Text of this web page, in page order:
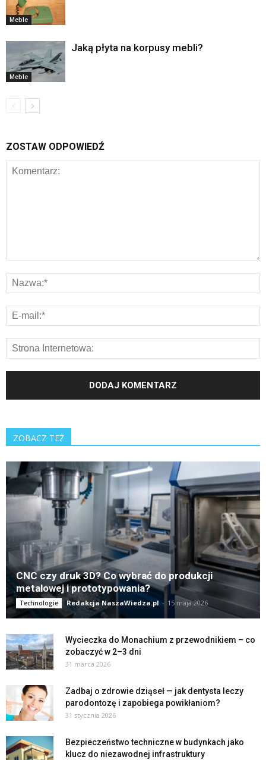
Meble
Meble
Jaką płyta na korpusy mebli?
ZOSTAW ODPOWIEDŹ
ZOBACZ TEŻ
CNC czy druk 3D? Co wybrać do produkcji
metalowej i prototypowania?
Technologie Redakcja NaszaWiedza.pl - 15 maja 2026
Wycieczka do Monachium z przewodnikiem – co
zobaczyć w 2–3 dni
31 marca 2026
Zadbaj o zdrowie dziąseł — jak dentysta leczy
parodontozę i zapobiega powikłaniom?
31 stycznia 2026
Bezpieczeństwo techniczne w budynkach jako
klucz do niezawodnej infrastruktury